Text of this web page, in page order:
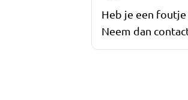
Heb je een
Neem dan